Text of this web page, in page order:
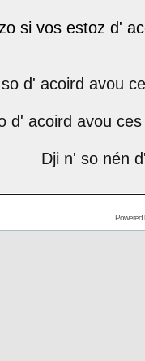
si vos estoz d'
so d' acoird avou
d' acoird avou
Dji n' so nén
Powered